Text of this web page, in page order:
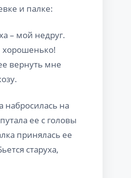
и палке:
– мой недруг.
хорошенько!
вернуть мне
набросилась на
ее с головы
принялась ее
старуха,